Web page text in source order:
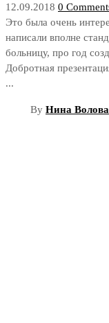
12.09.2018 0
Это была очень
написали вполне
больницу, про год
Добротная
...
By Нина Волова